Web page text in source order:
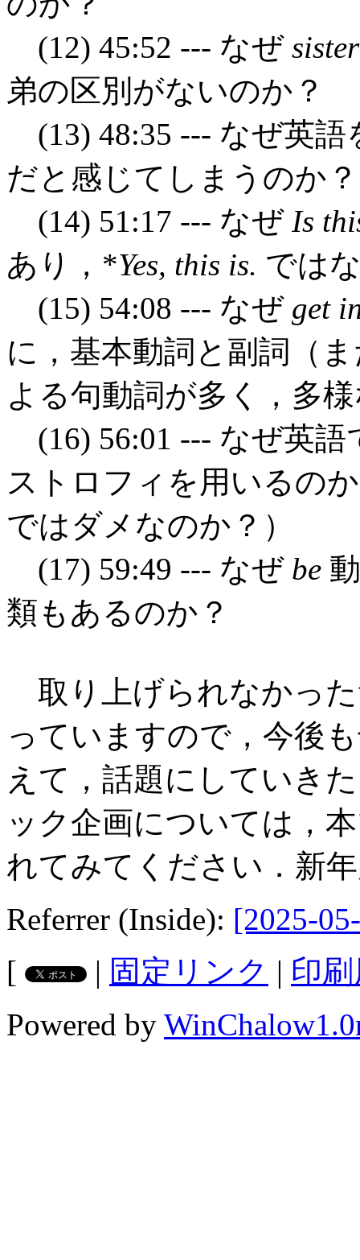
(12) 45:52 --- なぜ sister
弟の区別がないのか？
(13) 48:35 --- なぜ英語
だと感じてしまうのか？
(14) 51:17 --- なぜ Is
あり，*Yes, this is. では
(15) 54:08 --- なぜ get
に，基本動詞と副詞（
よる句動詞が多く，多
(16) 56:01 --- なぜ英語
ストロフィを用いるの
ではダメなのか？）
(17) 59:49 --- なぜ be
類もあるのか？
取り上げられなかっ
っていますので，今後
えて，話題にしていき
ック企画については，
れてみてください．新
Referrer (Inside): [2025-
[
| 固定リンク | 印
Powered by